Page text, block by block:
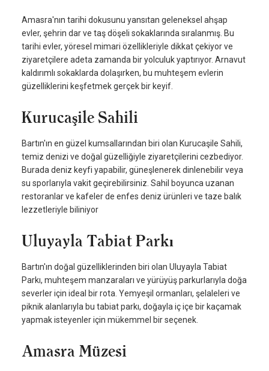
Amasra'nın tarihi dokusunu yansıtan geleneksel ahşap
evler, şehrin dar ve taş döşeli sokaklarında sıralanmış. Bu
tarihi evler, yöresel mimari özellikleriyle dikkat çekiyor ve
ziyaretçilere adeta zamanda bir yolculuk yaptırıyor. Arnavut
kaldırımlı sokaklarda dolaşırken, bu muhteşem evlerin
güzelliklerini keşfetmek gerçek bir keyif.
Kurucaşile Sahili
Bartın'ın en güzel kumsallarından biri olan Kurucaşile Sahili,
temiz denizi ve doğal güzelliğiyle ziyaretçilerini cezbediyor.
Burada deniz keyfi yapabilir, güneşlenerek dinlenebilir veya
su sporlarıyla vakit geçirebilirsiniz. Sahil boyunca uzanan
restoranlar ve kafeler de enfes deniz ürünleri ve taze balık
lezzetleriyle biliniyor
Uluyayla Tabiat Parkı
Bartın'ın doğal güzelliklerinden biri olan Uluyayla Tabiat
Parkı, muhteşem manzaraları ve yürüyüş parkurlarıyla doğa
severler için ideal bir rota. Yemyeşil ormanları, şelaleleri ve
piknik alanlarıyla bu tabiat parkı, doğayla iç içe bir kaçamak
yapmak isteyenler için mükemmel bir seçenek.
Amasra Müzesi